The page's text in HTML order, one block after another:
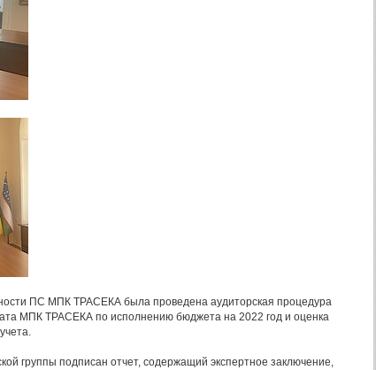
ПС МПК ТРАСЕКА была проведена аудиторская процедура
МПК ТРАСЕКА по исполнению бюджета на 2022 год и оценка
группы подписан отчет, содержащий экспертное заключение,